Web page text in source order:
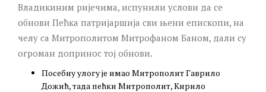
Владикиним ријечима, испунили услови да се
обнови Пећка патријаршија сви њени епископи, на
челу са Митрополитом Митрофаном Баном, дали су
огроман допринос тој обнови.
Посебну улогу је имао Митрополит Гаврило
Дожић, тада пећки Митрополит, Кирило